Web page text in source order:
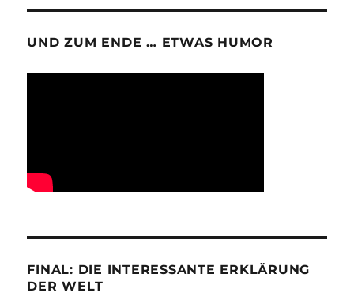
UND ZUM ENDE … ETWAS HUMOR
FINAL: DIE INTERESSANTE ERKLÄRUNG
DER WELT